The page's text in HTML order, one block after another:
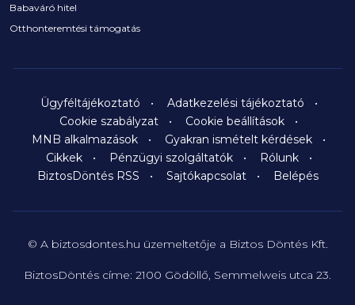
Babaváró hitel
Otthonteremtési támogatás
Ügyféltájékoztató
Adatkezelési tájékoztató
Cookie szabályzat
Cookie beállítások
MNB alkalmazások
Gyakran ismételt kérdések
Cikkek
Pénzügyi szolgáltatók
Rólunk
BiztosDöntés RSS
Sajtókapcsolat Belépés
© A biztosdontes.hu üzemeltetője a Biztos Döntés Kft.
BiztosDöntés címe: 2100 Gödöllő, Semmelweis utca 23.